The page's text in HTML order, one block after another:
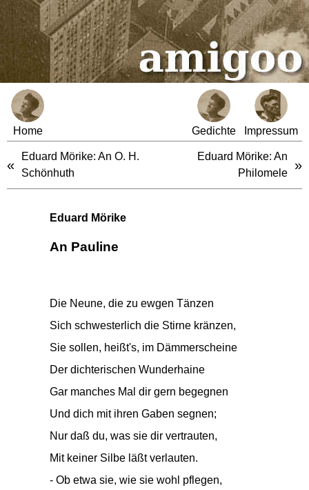
Home Gedichte Impressum
«
Eduard Mörike: An O. H.
Schönhuth
Eduard Mörike: An
Philomele
»
Eduard Mörike
An Pauline
Die Neune, die zu ewgen Tänzen
Sich schwesterlich die Stirne kränzen,
Sie sollen, heißt's, im Dämmerscheine
Der dichterischen Wunderhaine
Gar manches Mal dir gern begegnen
Und dich mit ihren Gaben segnen;
Nur daß du, was sie dir vertrauten,
Mit keiner Silbe läßt verlauten.
- Ob etwa sie, wie sie wohl pflegen,